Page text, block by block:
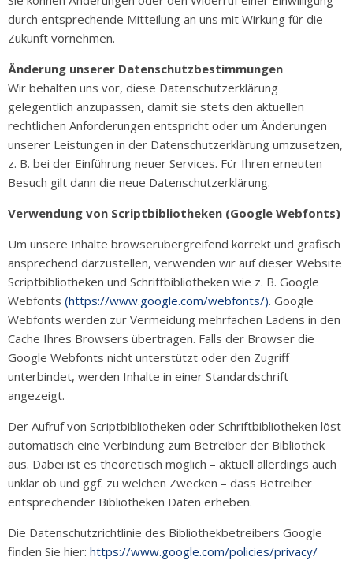
durch entsprechende Mitteilung an uns mit Wirkung für die
Zukunft vornehmen.
Änderung unserer Datenschutzbestimmungen
Wir behalten uns vor, diese Datenschutzerklärung
gelegentlich anzupassen, damit sie stets den aktuellen
rechtlichen Anforderungen entspricht oder um Änderungen
unserer Leistungen in der Datenschutzerklärung umzusetzen,
z. B. bei der Einführung neuer Services. Für Ihren erneuten
Besuch gilt dann die neue Datenschutzerklärung.
Verwendung von Scriptbibliotheken (Google Webfonts)
Um unsere Inhalte browserübergreifend korrekt und grafisch
ansprechend darzustellen, verwenden wir auf dieser Website
Scriptbibliotheken und Schriftbibliotheken wie z. B. Google
Webfonts (https://www.google.com/webfonts/). Google
Webfonts werden zur Vermeidung mehrfachen Ladens in den
Cache Ihres Browsers übertragen. Falls der Browser die
Google Webfonts nicht unterstützt oder den Zugriff
unterbindet, werden Inhalte in einer Standardschrift
angezeigt.
Der Aufruf von Scriptbibliotheken oder Schriftbibliotheken löst
automatisch eine Verbindung zum Betreiber der Bibliothek
aus. Dabei ist es theoretisch möglich – aktuell allerdings auch
unklar ob und ggf. zu welchen Zwecken – dass Betreiber
entsprechender Bibliotheken Daten erheben.
Die Datenschutzrichtlinie des Bibliothekbetreibers Google
finden Sie hier: https://www.google.com/policies/privacy/